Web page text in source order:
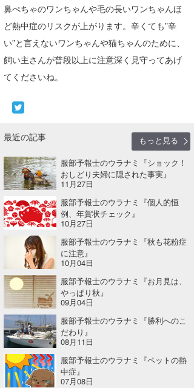
鼻ぺちゃのワンちゃんや毛の長いワンちゃんほ
ど熱中症のリスクが上がります。辛くても”辛
い”と言えないワンちゃんや猫ちゃんのために、
飼い主さんが普段以上に注意深く見守ってあげ
てくださいね。
最近の記事
もっと見る
服部予報士のウラナミ『ショック！
おしどり夫婦に隠された事実』
11月27日
服部予報士のウラナミ『個人的恒
例、年賀状チェック』
10月27日
服部予報士のウラナミ『秋も花粉症
に注意』
10月04日
服部予報士のウラナミ『お月見は、
やっぱり秋』
09月04日
服部予報士のウラナミ『勝利へのこ
だわり』
08月11日
服部予報士のウラナミ『ペットの熱
中症』
07月08日